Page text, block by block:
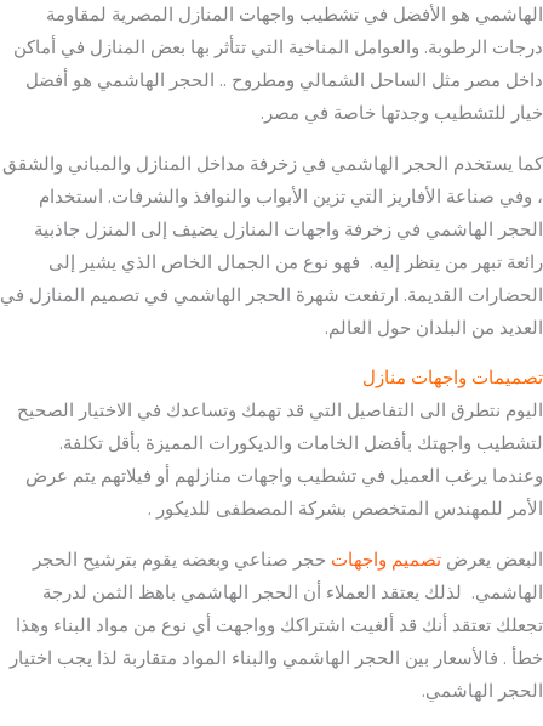
الهاشمي هو الأفضل في تشطيب واجهات المنازل المصرية لمقاومة
درجات الرطوبة. والعوامل المناخية التي تتأثر بها بعض المنازل في أماكن
داخل مصر مثل الساحل الشمالي ومطروح .. الحجر الهاشمي هو أفضل
خيار للتشطيب وجدتها خاصة في مصر.
كما يستخدم الحجر الهاشمي في زخرفة مداخل المنازل والمباني والشقق
، وفي صناعة الأفاريز التي تزين الأبواب والنوافذ والشرفات. استخدام
الحجر الهاشمي في زخرفة واجهات المنازل يضيف إلى المنزل جاذبية
رائعة تبهر من ينظر إليه. فهو نوع من الجمال الخاص الذي يشير إلى
الحضارات القديمة. ارتفعت شهرة الحجر الهاشمي في تصميم المنازل في
العديد من البلدان حول العالم.
تصميمات واجهات منازل
اليوم نتطرق الى التفاصيل التي قد تهمك وتساعدك في الاختيار الصحيح
لتشطيب واجهتك بأفضل الخامات والديكورات المميزة بأقل تكلفة.
وعندما يرغب العميل في تشطيب واجهات منازلهم أو فيلاتهم يتم عرض
الأمر للمهندس المتخصص بشركة المصطفى للديكور .
البعض يعرض تصميم واجهات حجر صناعي وبعضه يقوم بترشيح الحجر
الهاشمي. لذلك يعتقد العملاء أن الحجر الهاشمي باهظ الثمن لدرجة
تجعلك تعتقد أنك قد ألغيت اشتراكك وواجهت أي نوع من مواد البناء وهذا
خطأ . فالأسعار بين الحجر الهاشمي والبناء المواد متقاربة لذا يجب اختيار
الحجر الهاشمي.